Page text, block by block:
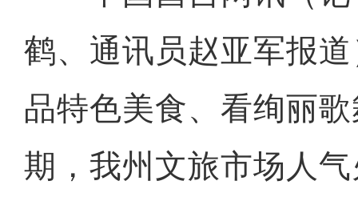
鹤、通讯员赵亚军报
品特色美食、看绚丽
期，我州文旅市场人